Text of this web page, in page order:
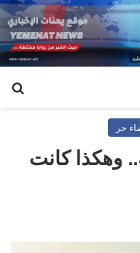
حر
وهكذا كانت